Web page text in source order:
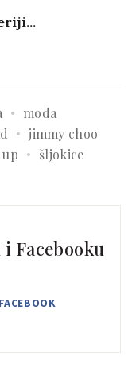
moda
jimmy choo
šljokice
Facebooku
FACEBOOK